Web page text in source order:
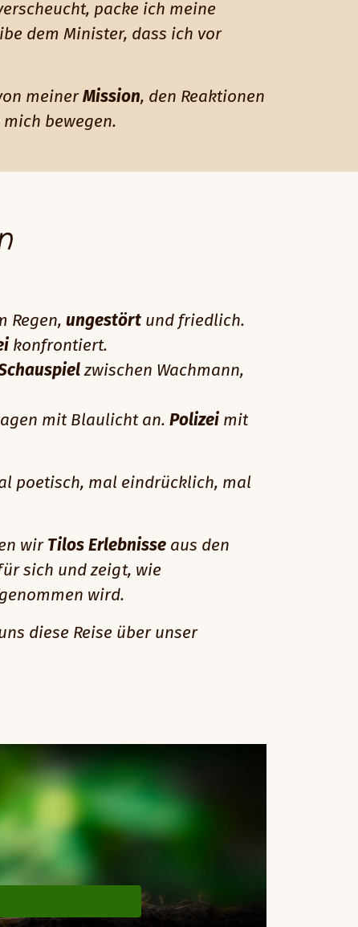
packe ich meine
dem Minister, dass ich vor
meinerMission, den Reaktionen
bewegen.
Regen, ungestört und friedlich.
konfrontiert.
zwischen Wachmann,
mit Blaulicht an. Polizei mit
poetisch, mal eindrücklich, mal
wir Tilos Erlebnisse aus den
sich und zeigt, wie
wird.
diese Reise über unser